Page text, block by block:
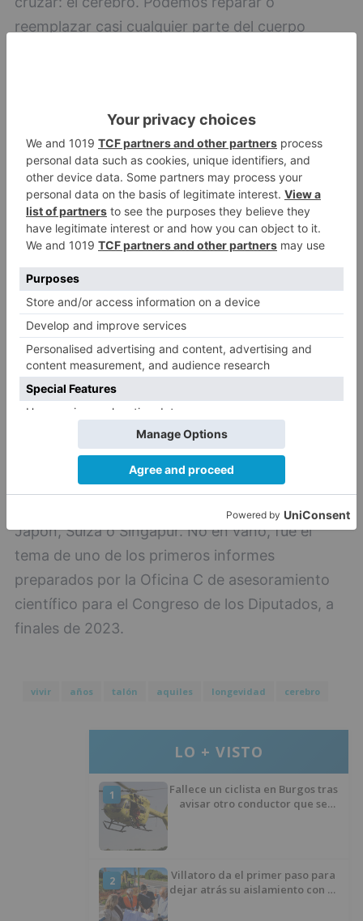
reemplazar casi cualquier parte del cuerpo
Más allá de la ciencia, el asunto es de máxima
importancia para todos los gobiernos por sus
implicaciones socioeconómicas, y muy
especialmente para España, país con mayor
esperanza de vida de la Unión Europea y
siempre rondando el podio mundial junto a
Japón, Suiza o Singapur. No en vano, fue el
tema de uno de los primeros informes
preparados por la Oficina C de asesoramiento
científico para el Congreso de los Diputados, a
finales de 2023.
vivir años talón aquiles longevidad cerebro
LO + VISTO
1
Fallece un ciclista en Burgos tras
avisar otro conductor que se
2
Villatoro da el primer paso para
dejar atrás su aislamiento con el